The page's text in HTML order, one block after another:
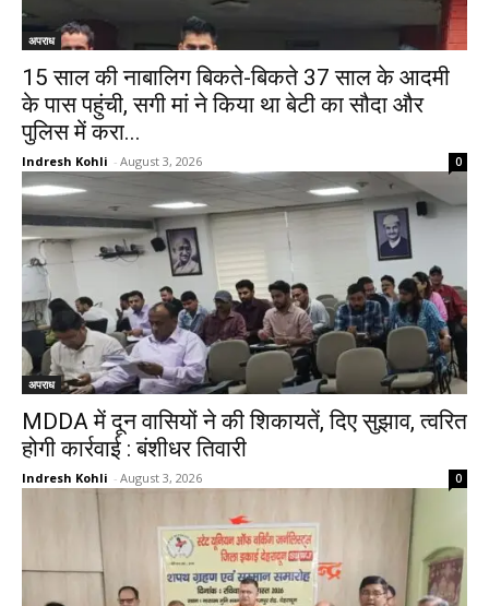
अपराध
15 साल की नाबालिग बिकते-बिकते 37 साल के आदमी
के पास पहुंची, सगी मां ने किया था बेटी का सौदा और
पुलिस में करा...
Indresh Kohli - August 3, 2026 0
अपराध
MDDA में दून वासियों ने की शिकायतें, दिए सुझाव, त्वरित
होगी कार्रवाई : बंशीधर तिवारी
Indresh Kohli - August 3, 2026 0